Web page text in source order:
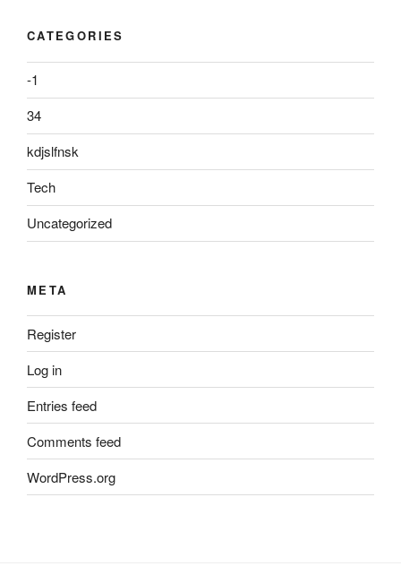
CATEGORIES
-1
34
kdjslfnsk
Tech
Uncategorized
META
Register
Log in
Entries feed
Comments feed
WordPress.org